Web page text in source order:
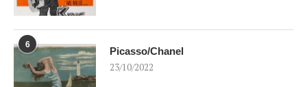
6
Picasso/Chanel
23/10/2022